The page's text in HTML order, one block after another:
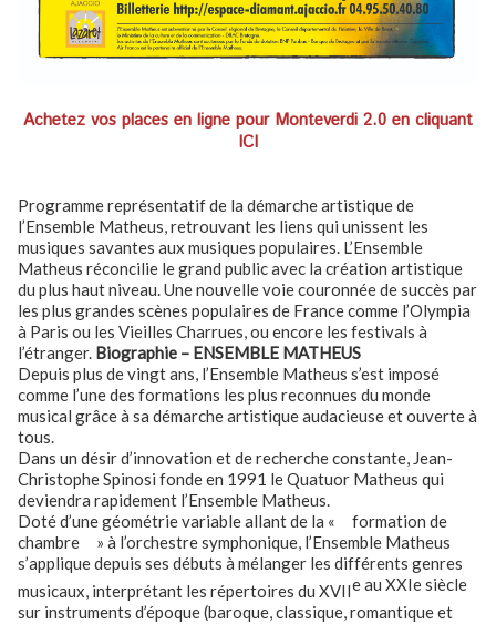
Achetez vos places en ligne pour Monteverdi 2.0 en cliquant
ICI
Programme représentatif de la démarche artistique de
l’Ensemble Matheus, retrouvant les liens qui unissent les
musiques savantes aux musiques populaires. L’Ensemble
Matheus réconcilie le grand public avec la création artistique
du plus haut niveau. Une nouvelle voie couronnée de succès par
les plus grandes scènes populaires de France comme l’Olympia
à Paris ou les Vieilles Charrues, ou encore les festivals à
l’étranger. Biographie – ENSEMBLE MATHEUS
Depuis plus de vingt ans, l’Ensemble Matheus s’est imposé
comme l’une des formations les plus reconnues du monde
musical grâce à sa démarche artistique audacieuse et ouverte à
tous.
Dans un désir d’innovation et de recherche constante, Jean-
Christophe Spinosi fonde en 1991 le Quatuor Matheus qui
deviendra rapidement l’Ensemble Matheus.
Doté d’une géométrie variable allant de la « formation de
chambre » à l’orchestre symphonique, l’Ensemble Matheus
s’applique depuis ses débuts à mélanger les différents genres
musicaux, interprétant les répertoires du XVIIe au XXIe siècle
sur instruments d’époque (baroque, classique, romantique et